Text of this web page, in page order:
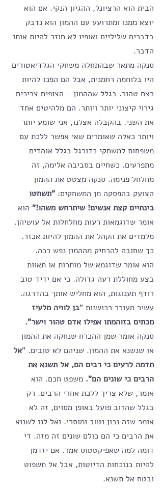
הבית הוא הרציונל, ההגיון הנקי. אם הוא
יוצא ממנו ומתרועע עם ההמון הוא נדבק
בדברים שליליים ואופיו לא חוזר להיות אותו
הדבר.
סנקה מתאר שבהתחלה משחקי הגלדיאטורים
היו בלוחמה רחמנית, אבל הם הפכו להיות
רצח טהור. בגלל שההמון - הצופים צריכים
גירוי קיצוני יותר ויותר. הם מלהיטים אחד
את השני. בהקבלה אצלנו, אני שומע יותר
ויותר כאלה שאומרים שאי אפשר ללכת עם
משפחות למשחקי כדורגל בגלל אוהדים
מתפרעים. כשחיים בסביבה אלימה, זה
מחלחל פנימה. סנקה מצטט את ההמון
הצועק בהפסקה מן המשחקים: "תשחטו
בינתיים קצת אנשים! שיתרחש משהו!" הוא
אומר שדוגמאות רעות מחלחלות אל עושיהן.
מלמדים את הקהל את ההמון להיות אכזר.
כך שחובה להרחיק מההמון נפש רכה.
הוא אומר שדוגמא של מותרות או תאוות
בצע מחוללת רעה גדולה. כי אם ידיד טוב
רודף תענוגות, הוא מחליש אותך בהדרגה.
עשיר מעורר רכושנות "בן לוויה מלעיז
מכתים בזוהמתו אפילו אדם טהור וישר".
סנקה אומר שמן ההכרח שנחקה את ההמון
או שנשנא את ההמון. שניהם לא טובים. "אל
תדמה לרעים כי רבים הם, אל תשנא את
הרבים כי שונים הם". משפט חכם. הוא
אומר, שלא צריך ללכת אחרי הרבים. רק
בגלל שהרוב פועל באופן מסוים, זה לא
אומר שזה נכון וטוב ומוסרי. ואל לנו לשנוא
את הרבים כי הם כולם שונים זה מזה. די
דומה למה שאפיקטטוס אמר. אם יזדמן
להיות בנוכחות הדיוטות, אבל אל תשפוט
ובטח אל תשנא.